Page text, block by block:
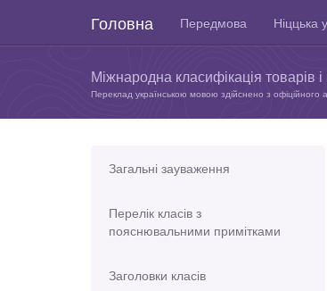
Головна Передмова Ніццька
Міжнародна класифікація товарів
Переклад українською мовою здійснено з офіційного
Загальні зауваження
Перелік класів з
пояснювальними примітками
Заголовки класів